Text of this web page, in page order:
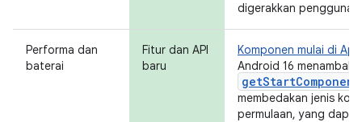
digerakkan pengguna.
Performa dan
baterai
Fitur dan API
baru
Komponen mulai di
Android 16
membedakan jenis
permulaan, yang